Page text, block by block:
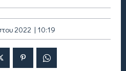
2022 | 10:19